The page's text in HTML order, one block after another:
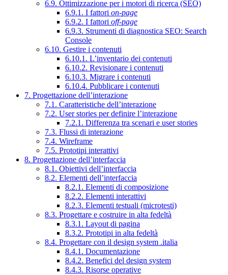
6.9. Ottimizzazione per i motori di ricerca (SEO)
6.9.1. I fattori on-page
6.9.2. I fattori off-page
6.9.3. Strumenti di diagnostica SEO: Search
Console
6.10. Gestire i contenuti
6.10.1. L’inventario dei contenuti
6.10.2. Revisionare i contenuti
6.10.3. Migrare i contenuti
6.10.4. Pubblicare i contenuti
7. Progettazione dell’interazione
7.1. Caratteristiche dell’interazione
7.2. User stories per definire l’interazione
7.2.1. Differenza tra scenari e user stories
7.3. Flussi di interazione
7.4. Wireframe
7.5. Prototipi interattivi
8. Progettazione dell’interfaccia
8.1. Obiettivi dell’interfaccia
8.2. Elementi dell’interfaccia
8.2.1. Elementi di composizione
8.2.2. Elementi interattivi
8.2.3. Elementi testuali (microtesti)
8.3. Progettare e costruire in alta fedeltà
8.3.1. Layout di pagina
8.3.2. Prototipi in alta fedeltà
8.4. Progettare con il design system .italia
8.4.1. Documentazione
8.4.2. Benefici del design system
8.4.3. Risorse operative